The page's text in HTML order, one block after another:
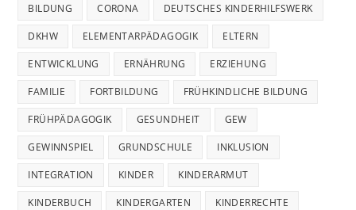
BILDUNG CORONA DEUTSCHES KINDERHILFSWERK
DKHW ELEMENTARPÄDAGOGIK ELTERN
ENTWICKLUNG ERNÄHRUNG ERZIEHUNG
FAMILIE FORTBILDUNG FRÜHKINDLICHE BILDUNG
FRÜHPÄDAGOGIK GESUNDHEIT GEW
GEWINNSPIEL GRUNDSCHULE INKLUSION
INTEGRATION KINDER KINDERARMUT
KINDERBUCH KINDERGARTEN KINDERRECHTE